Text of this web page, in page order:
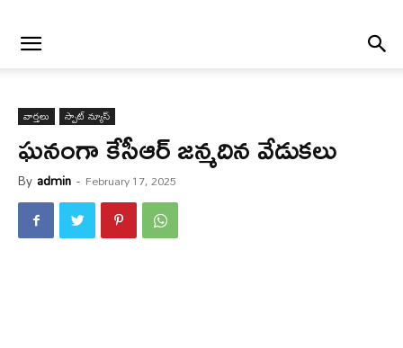
వార్త‌లు స్పాట్ న్యూస్
ఘ‌నంగా కేసీఆర్ జ‌న్మ‌దిన వేడుక‌లు
By admin - February 17, 2025